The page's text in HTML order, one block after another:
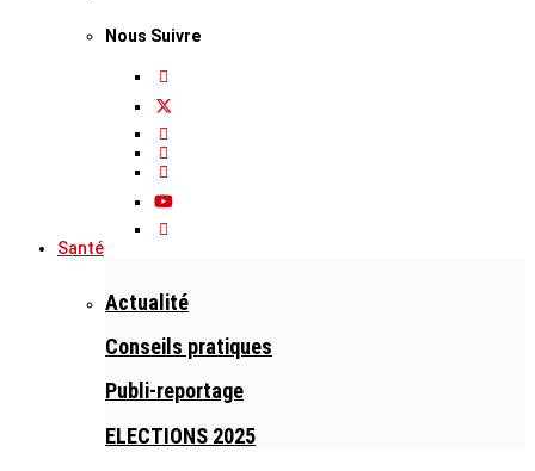
Nous Suivre
Santé
Actualité
Conseils pratiques
Publi-reportage
ELECTIONS 2025